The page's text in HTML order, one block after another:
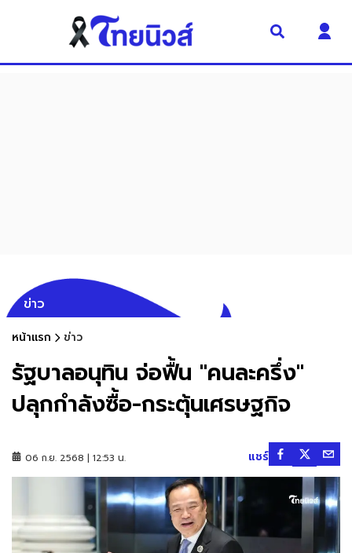
ข่าว
หน้าแรก ข่าว
รัฐบาลอนุทิน จ่อฟื้น "คนละครึ่ง"
ปลุกกำลังซื้อ-กระตุ้นเศรษฐกิจ
06 ก.ย. 2568 | 12:53 น. แชร์